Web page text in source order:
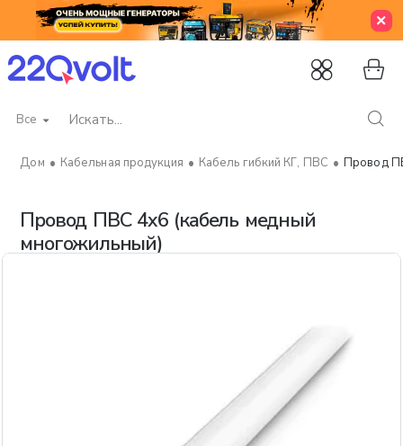
Все
Искать...
Провод ПВС 4х6 (кабель медный
многожильный)
Кабельная продукция Кабель гибкий КГ, ПВС Провод